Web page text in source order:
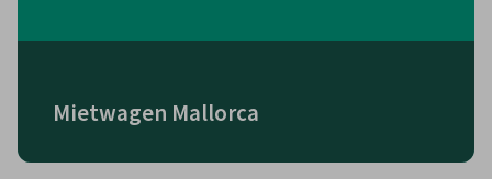
Mietwagen Mallorca